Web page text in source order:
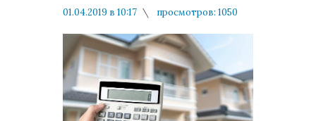
01.04.2019 в 10:17
просмотров: 1050
Мнения и публикации